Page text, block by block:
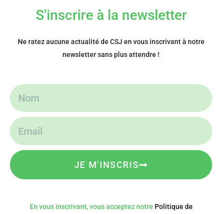
S'inscrire à la newsletter
Ne ratez aucune actualité de CSJ en vous inscrivant à notre
newsletter sans plus attendre !
JE M'INSCRIS
En vous inscrivant, vous acceptez notre Politique de